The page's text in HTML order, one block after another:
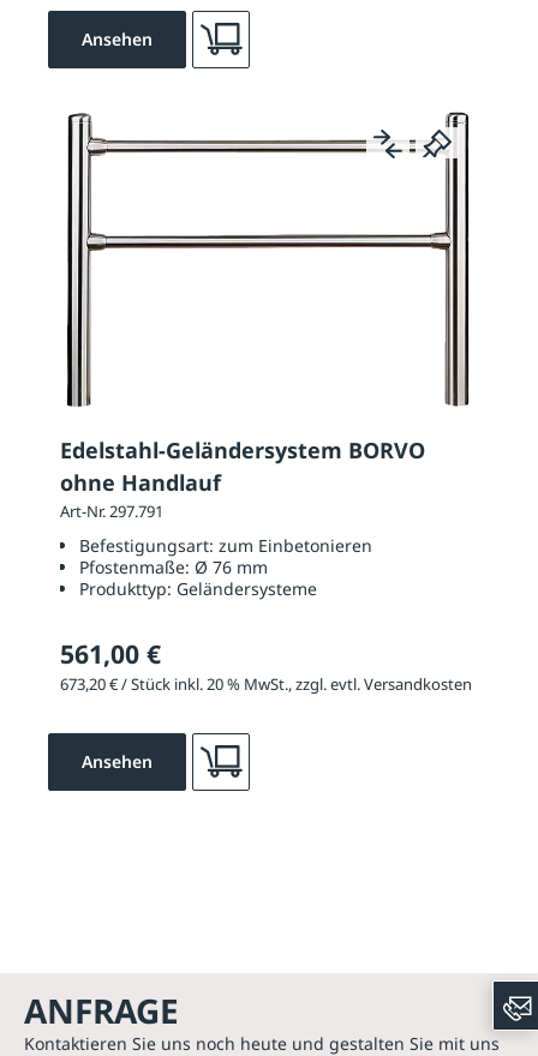
Ansehen
Edelstahl-Geländersystem BORVO
ohne Handlauf
Art-Nr. 297.791
Befestigungsart: zum Einbetonieren
Pfostenmaße: Ø 76 mm
Produkttyp: Geländersysteme
561,00 €
673,20 € / Stück inkl. 20 % MwSt., zzgl. evtl. Versandkosten
Ansehen
ANFRAGE
Kontaktieren Sie uns noch heute und gestalten Sie mit uns